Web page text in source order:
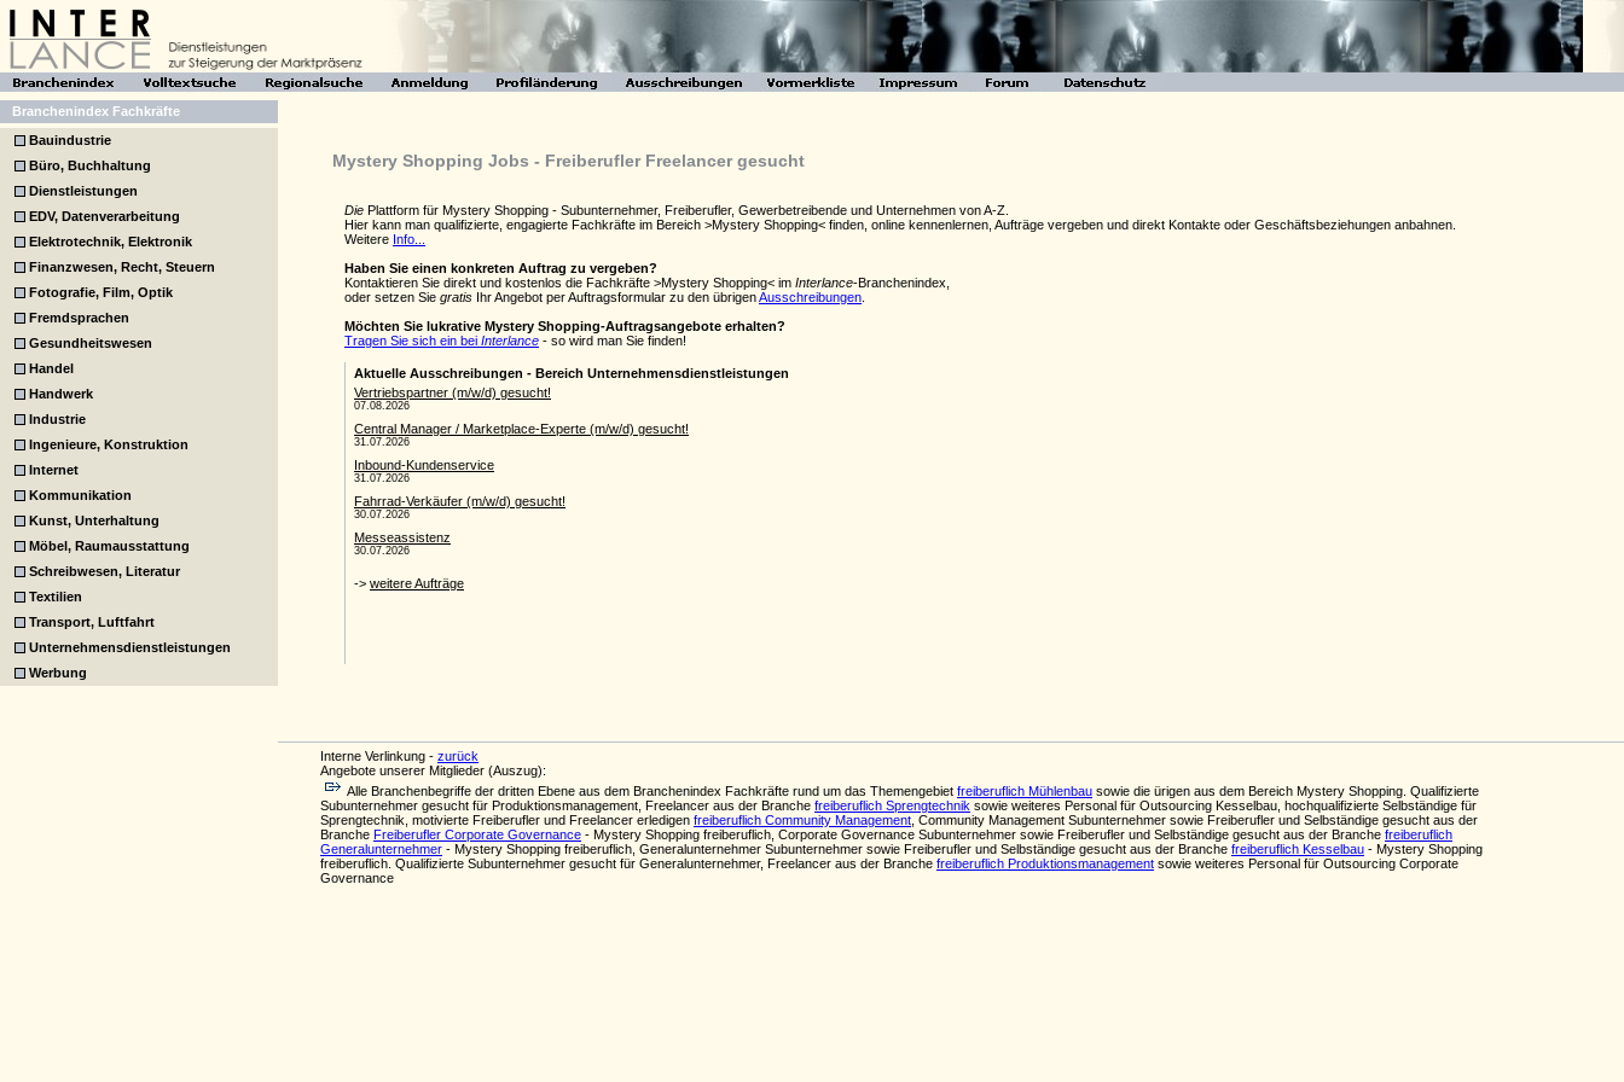
Branchenindex Fachkräfte
Bauindustrie
Büro, Buchhaltung
Dienstleistungen
EDV, Datenverarbeitung
Elektrotechnik, Elektronik
Finanzwesen, Recht, Steuern
Fotografie, Film, Optik
Fremdsprachen
Gesundheitswesen
Handel
Handwerk
Industrie
Ingenieure, Konstruktion
Internet
Kommunikation
Kunst, Unterhaltung
Möbel, Raumausstattung
Schreibwesen, Literatur
Textilien
Transport, Luftfahrt
Unternehmensdienstleistungen
Werbung
Mystery Shopping Jobs - Freiberufler Freelancer gesucht
Die Plattform für Mystery Shopping - Subunternehmer, Freiberufler, Gewerbetreibende und Unternehmen von A-Z.
Hier kann man qualifizierte, engagierte Fachkräfte im Bereich >Mystery Shopping< finden, online kennenlernen, Aufträge vergeben und direkt Kontakte oder Geschäftsbeziehungen anbahnen.
Weitere Info...
Haben Sie einen konkreten Auftrag zu vergeben?
Kontaktieren Sie direkt und kostenlos die Fachkräfte >Mystery Shopping< im Interlance-Branchenindex,
oder setzen Sie gratis Ihr Angebot per Auftragsformular zu den übrigenAusschreibungen
Möchten Sie lukrative Mystery Shopping-Auftragsangebote erhalten?
Tragen Sie sich ein bei Interlance - so wird man Sie finden!
Interne Verlinkung - zurück
Angebote unserer Mitglieder (Auszug):
Alle Branchenbegriffe der dritten Ebene aus dem Branchenindex Fachkräfte rund um das Themengebiet freiberuflich Mühlenbau sowie die ürigen aus dem Bereich Mystery Shopping. Qualifizierte
Subunternehmer gesucht für Produktionsmanagement, Freelancer aus der Branche freiberuflich Sprengtechnik sowie weiteres Personal für Outsourcing Kesselbau, hochqualifizierte Selbständige für
Sprengtechnik, motivierte Freiberufler und Freelancer erledigen freiberuflich Community Management , Community Management Subunternehmer sowie Freiberufler und Selbständige gesucht aus der
Branche Freiberufler Corporate Governance - Mystery Shopping freiberuflich, Corporate Governance Subunternehmer sowie Freiberufler und Selbständige gesucht aus der Branche freiberuflich
Generalunternehmer - Mystery Shopping freiberuflich, Generalunternehmer Subunternehmer sowie Freiberufler und Selbständige gesucht aus der Branche freiberuflich Kesselbau - Mystery Shopping
freiberuflich. Qualifizierte Subunternehmer gesucht für Generalunternehmer, Freelancer aus der Branche freiberuflich Produktionsmanagement sowie weiteres Personal für Outsourcing Corporate
Governance